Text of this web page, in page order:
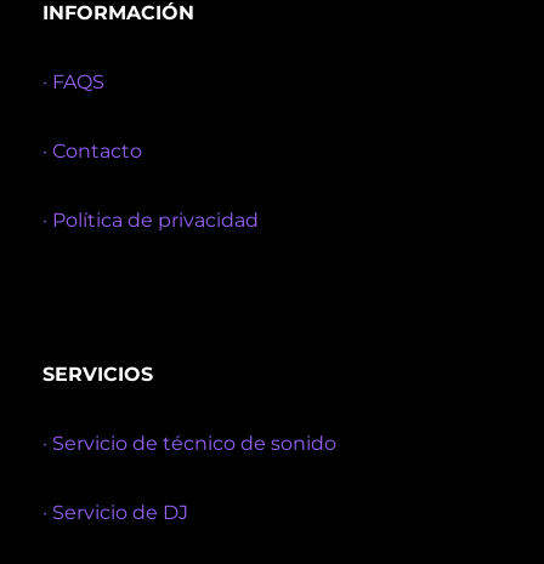
INFORMACIÓN
· FAQS
· Contacto
· Política de privacidad
SERVICIOS
· Servicio de técnico de sonido
· Servicio de DJ